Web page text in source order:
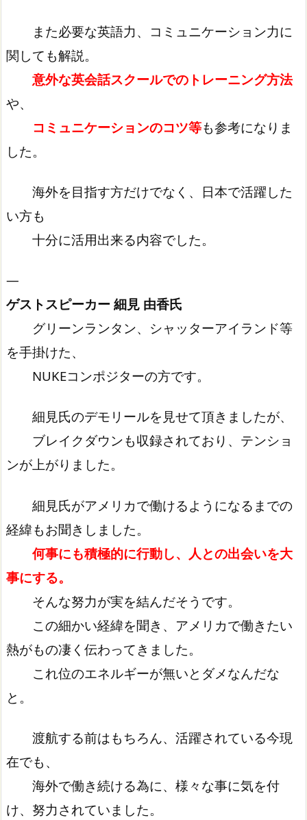
また必要な英語力、コミュニケーション力に
関しても解説。
意外な英会話スクールでのトレーニング方法
や、
コミュニケーションのコツ等も参考になりま
した。
海外を目指す方だけでなく、日本で活躍した
い方も
十分に活用出来る内容でした。
—
ゲストスピーカー 細見 由香氏
グリーンランタン、シャッターアイランド等
を手掛けた、
NUKEコンポジターの方です。
細見氏のデモリールを見せて頂きましたが、
ブレイクダウンも収録されており、テンショ
ンが上がりました。
細見氏がアメリカで働けるようになるまでの
経緯もお聞きしました。
何事にも積極的に行動し、人との出会いを大
事にする。
そんな努力が実を結んだそうです。
この細かい経緯を聞き、アメリカで働きたい
熱がもの凄く伝わってきました。
これ位のエネルギーが無いとダメなんだな
と。
渡航する前はもちろん、活躍されている今現
在でも、
海外で働き続ける為に、様々な事に気を付
け、努力されていました。